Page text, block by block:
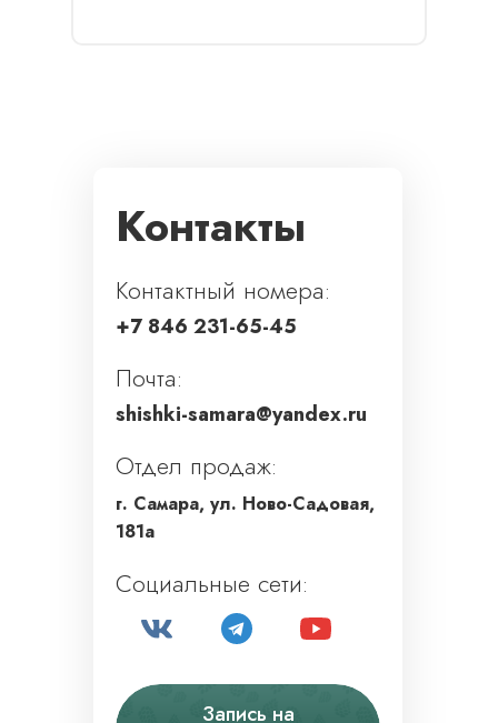
Контакты
Контактный номера:
+7 846 231-65-45
Почта:
shishki-samara@yandex.ru
Отдел продаж:
г. Самара, ул. Ново-Садовая,
181а
Социальные сети:
Запись на